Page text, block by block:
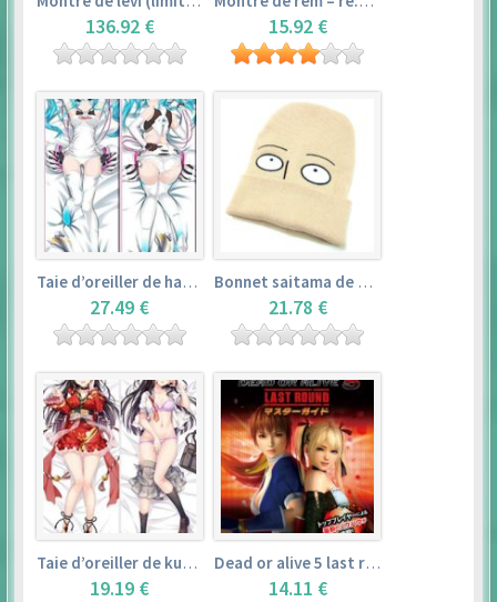
136.92 € 15.92 €
Taie d’oreiller de hatsune miku (150cm×50cm) – vocaloid
27.49 €
Bonnet saitama de one punch man
21.78 €
Taie d’oreiller de kurosawa dia (160x50cm) – love live! sunshine!!
19.19 €
Dead or alive 5 last round master guide
14.11 €